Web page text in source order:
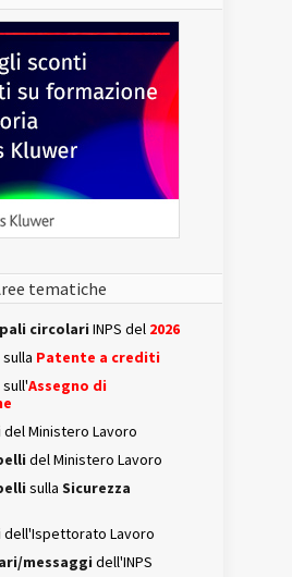
tematiche
circolari INPS del 2026
Patente a crediti
sull'Assegno di
del Ministero Lavoro
del Ministero Lavoro
sulla Sicurezza
dell'Ispettorato Lavoro
messaggi dell'INPS